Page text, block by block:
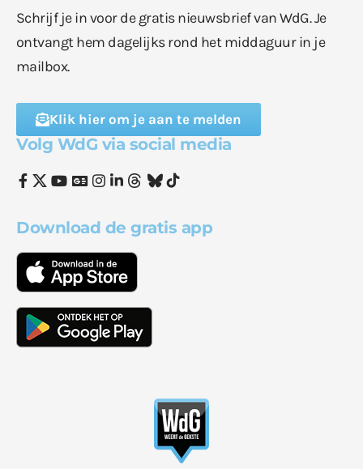
Schrijf je in voor de gratis nieuwsbrief van WdG. Je
ontvangt hem dagelijks rond het middaguur in je
mailbox.
Klik hier om je aan te melden
Volg WdG via social media
Download de gratis app